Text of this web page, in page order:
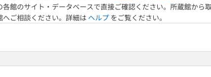
館のサイト・データベースで直接ご確認ください。所蔵館から
ご相談ください。詳細は ヘルプ をご覧ください。